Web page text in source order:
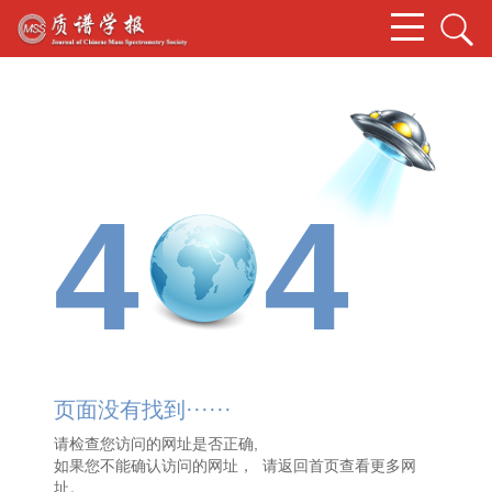
4 4
页面没有找到······
请检查您访问的网址是否正确,
如果您不能确认访问的网址， 请返回首页查看更多网
址。